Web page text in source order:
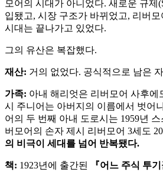
모어의 시대가 아니었다. 새로운 규제
입됐고, 시장 구조가 바뀌었고, 리버
시대는 끝나가고 있었다.
그의 유산은 복잡했다.
재산: 거의 없었다. 공식적으로 남은
가족: 아내 해리엇은 리버모어 사후에
시 주니어는 아버지의 이름에서 벗어
어의 두 번째 아내 도로시는 1959년
버모어의 손자 제시 리버모어 3세도
의 비극이 세대를 넘어 반복됐다.
책: 1923년에 출간된
『어느 주식 투